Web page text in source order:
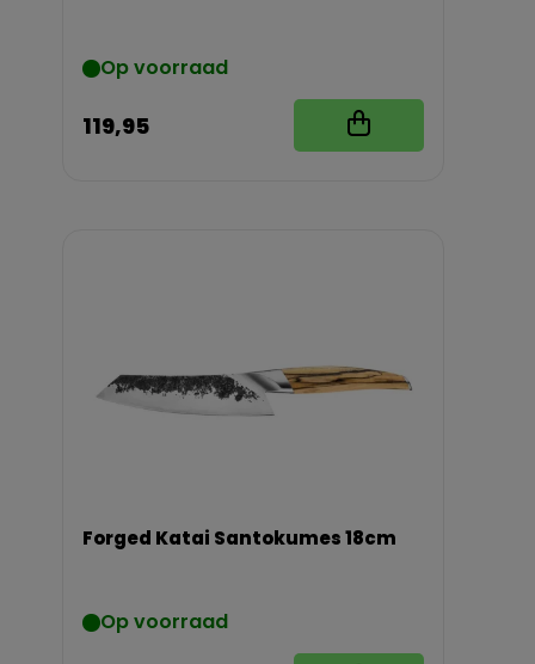
Op voorraad
119,95
Forged Katai Santokumes 18cm
Op voorraad